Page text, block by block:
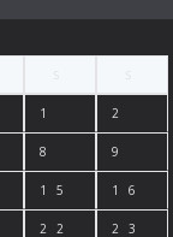
1 2
8 9
15 16
22 23